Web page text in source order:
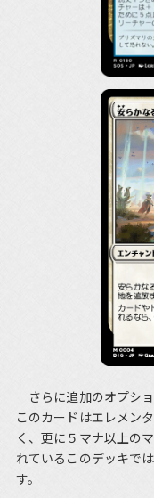
さらに追加のオプシ
このカードはエレメン
く、更に５マナ以上の
れているこのデッキで
す。